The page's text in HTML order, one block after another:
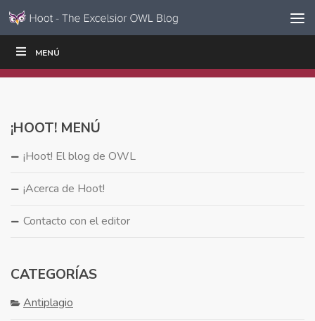
Ir al contenido
navegación
MENÚ
ESCRIBIR
¡HOOT! MENÚ
¡Hoot! El blog de OWL
¡Acerca de Hoot!
Contacto con el editor
CATEGORÍAS
Antiplagio